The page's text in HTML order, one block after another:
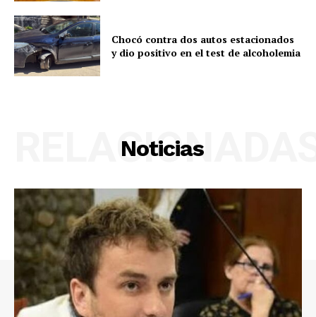
Chocó contra dos autos estacionados
y dio positivo en el test de alcoholemia
Noticias